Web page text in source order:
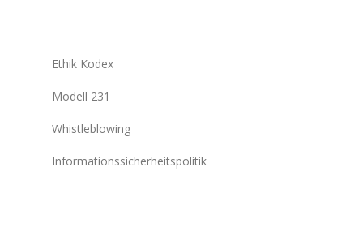
Ethik Kodex
Modell 231
Whistleblowing
Informationssicherheitspolitik